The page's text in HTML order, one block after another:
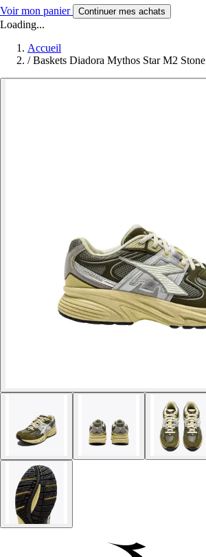
Voir mon panier Continuer mes achats
Loading...
Accueil
/ Baskets Diadora Mythos Star M2 Stone